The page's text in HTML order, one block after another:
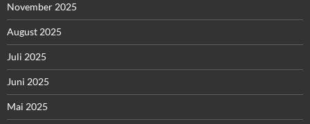
November 2025
August 2025
Juli 2025
Juni 2025
Mai 2025